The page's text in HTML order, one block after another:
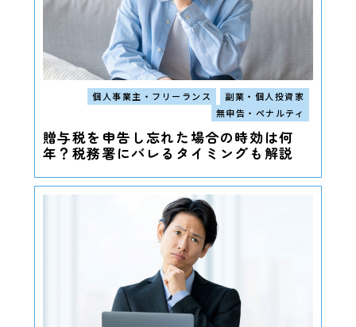
個人事業主・フリーランス
副業・個人投資家
無申告・ペナルティ
贈与税を申告し忘れた場合の時効は何
年？税務署にバレるタイミングも解説